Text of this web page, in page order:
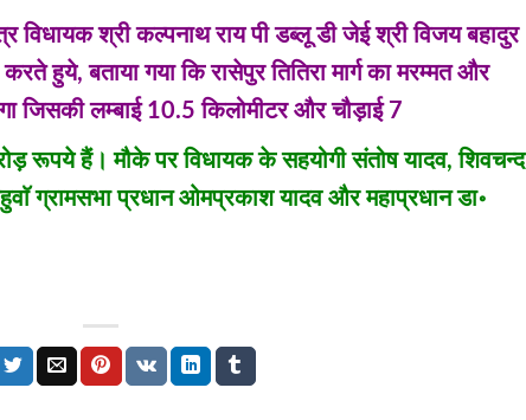
विधायक श्री कल्पनाथ राय पी डब्लू डी जेई श्री विजय बहादुर
हुये, बताया गया कि रासेपुर तितिरा मार्ग का मरम्मत और
जिसकी लम्बाई 10.5 किलोमीटर और चौड़ाई 7
रूपये हैं। मौके पर विधायक के सहयोगी संतोष यादव, शिवचन्द
ग्रामसभा प्रधान ओमप्रकाश यादव और महाप्रधान डा॰